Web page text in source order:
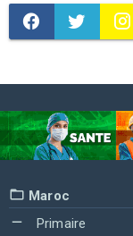
Maroc
Primaire